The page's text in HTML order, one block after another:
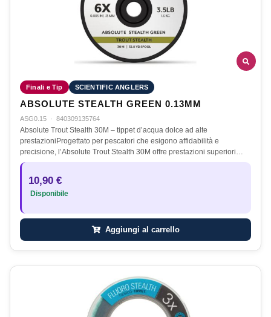
Finali e Tip SCIENTIFIC ANGLERS
ABSOLUTE STEALTH GREEN 0.13MM
ASG0.15 · 840309135764
Absolute Trout Stealth 30M – tippet d’acqua dolce ad alte
prestazioniProgettato per pescatori che esigono affidabilità e
precisione, l’Absolute Trout Stealth 30M offre prestazioni superiori…
10,90 €
Disponibile
Aggiungi al carrello